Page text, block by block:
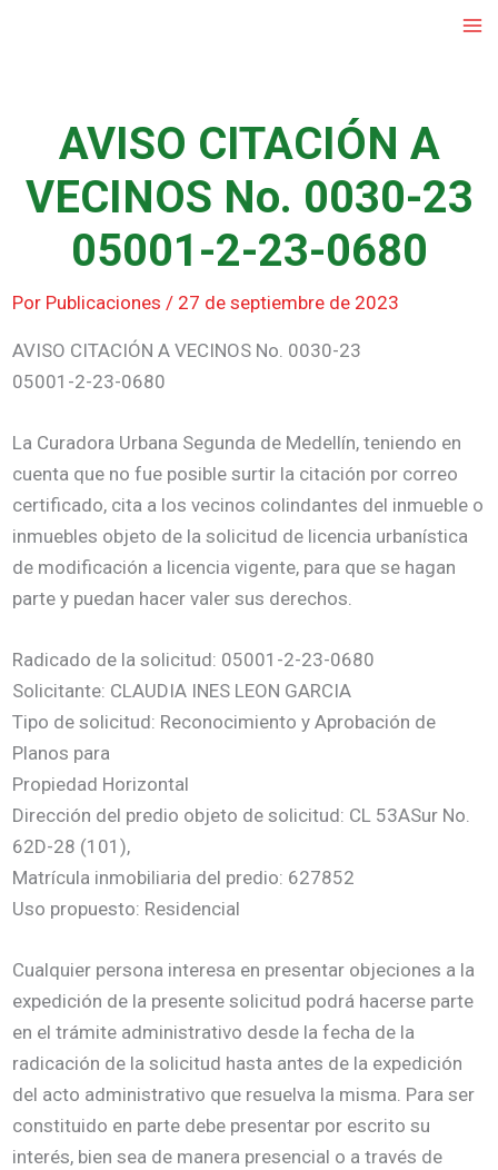
AVISO CITACIÓN A
VECINOS No. 0030-23
05001-2-23-0680
Por Publicaciones / 27 de septiembre de 2023
AVISO CITACIÓN A VECINOS No. 0030-23
05001-2-23-0680
La Curadora Urbana Segunda de Medellín, teniendo en
cuenta que no fue posible surtir la citación por correo
certificado, cita a los vecinos colindantes del inmueble o
inmuebles objeto de la solicitud de licencia urbanística
de modificación a licencia vigente, para que se hagan
parte y puedan hacer valer sus derechos.
Radicado de la solicitud: 05001-2-23-0680
Solicitante: CLAUDIA INES LEON GARCIA
Tipo de solicitud: Reconocimiento y Aprobación de
Planos para
Propiedad Horizontal
Dirección del predio objeto de solicitud: CL 53ASur No.
62D-28 (101),
Matrícula inmobiliaria del predio: 627852
Uso propuesto: Residencial
Cualquier persona interesa en presentar objeciones a la
expedición de la presente solicitud podrá hacerse parte
en el trámite administrativo desde la fecha de la
radicación de la solicitud hasta antes de la expedición
del acto administrativo que resuelva la misma. Para ser
constituido en parte debe presentar por escrito su
interés, bien sea de manera presencial o a través de